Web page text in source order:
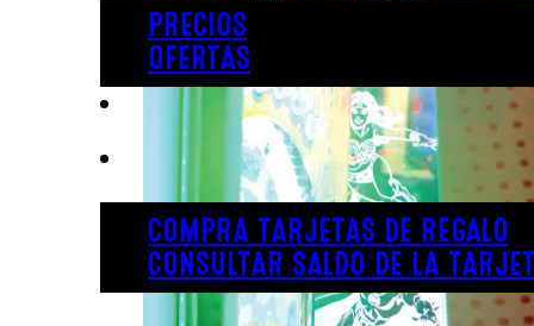
PRECIOS
OFERTAS
COMPRAR ENTRADAS
TARJETAS DE REGALO
COMPRA TARJETAS DE REGALO
CONSULTAR SALDO DE LA